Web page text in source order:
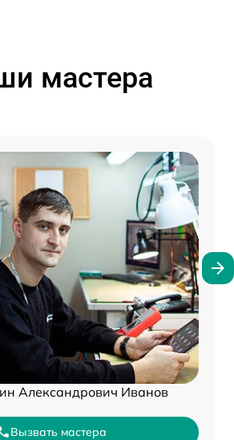
мастера
Александрович Иванов
Вызвать мастера